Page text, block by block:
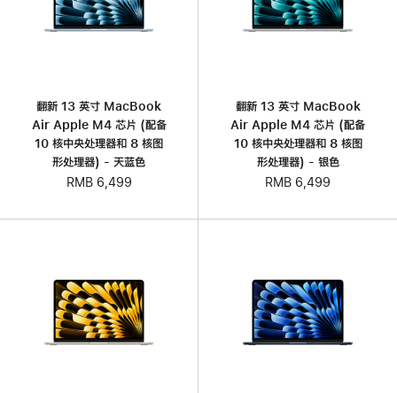
翻新 13 英寸 MacBook
Air Apple M4 芯片 (配备
10 核中央处理器和 8 核图
形处理器) - 天蓝色
RMB 6,499
翻新 13 英寸 MacBook
Air Apple M4 芯片 (配备
10 核中央处理器和 8 核图
形处理器) - 银色
RMB 6,499